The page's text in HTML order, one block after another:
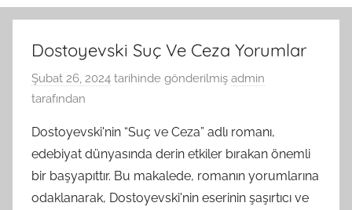
Dostoyevski Suç Ve Ceza Yorumlar
Şubat 26, 2024 tarihinde gönderilmiş admin
tarafından
Dostoyevski'nin “Suç ve Ceza” adlı romanı,
edebiyat dünyasında derin etkiler bırakan önemli
bir başyapıttır. Bu makalede, romanın yorumlarına
odaklanarak, Dostoyevski'nin eserinin şaşırtıcı ve